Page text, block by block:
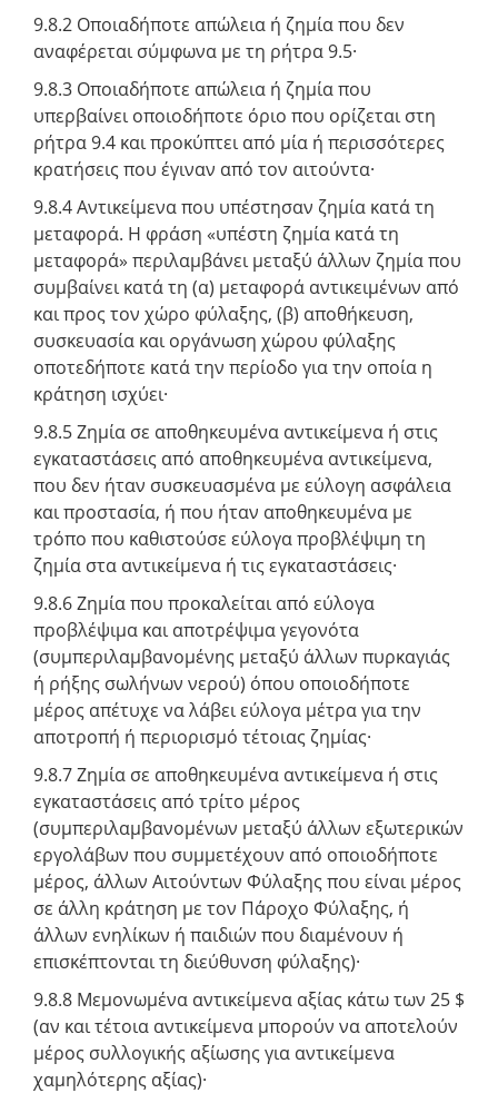
9.8.2 Οποιαδήποτε απώλεια ή ζημία που δεν
αναφέρεται σύμφωνα με τη ρήτρα 9.5·
9.8.3 Οποιαδήποτε απώλεια ή ζημία που
υπερβαίνει οποιοδήποτε όριο που ορίζεται στη
ρήτρα 9.4 και προκύπτει από μία ή περισσότερες
κρατήσεις που έγιναν από τον αιτούντα·
9.8.4 Αντικείμενα που υπέστησαν ζημία κατά τη
μεταφορά. Η φράση «υπέστη ζημία κατά τη
μεταφορά» περιλαμβάνει μεταξύ άλλων ζημία που
συμβαίνει κατά τη (α) μεταφορά αντικειμένων από
και προς τον χώρο φύλαξης, (β) αποθήκευση,
συσκευασία και οργάνωση χώρου φύλαξης
οποτεδήποτε κατά την περίοδο για την οποία η
κράτηση ισχύει·
9.8.5 Ζημία σε αποθηκευμένα αντικείμενα ή στις
εγκαταστάσεις από αποθηκευμένα αντικείμενα,
που δεν ήταν συσκευασμένα με εύλογη ασφάλεια
και προστασία, ή που ήταν αποθηκευμένα με
τρόπο που καθιστούσε εύλογα προβλέψιμη τη
ζημία στα αντικείμενα ή τις εγκαταστάσεις·
9.8.6 Ζημία που προκαλείται από εύλογα
προβλέψιμα και αποτρέψιμα γεγονότα
(συμπεριλαμβανομένης μεταξύ άλλων πυρκαγιάς
ή ρήξης σωλήνων νερού) όπου οποιοδήποτε
μέρος απέτυχε να λάβει εύλογα μέτρα για την
αποτροπή ή περιορισμό τέτοιας ζημίας·
9.8.7 Ζημία σε αποθηκευμένα αντικείμενα ή στις
εγκαταστάσεις από τρίτο μέρος
(συμπεριλαμβανομένων μεταξύ άλλων εξωτερικών
εργολάβων που συμμετέχουν από οποιοδήποτε
μέρος, άλλων Αιτούντων Φύλαξης που είναι μέρος
σε άλλη κράτηση με τον Πάροχο Φύλαξης, ή
άλλων ενηλίκων ή παιδιών που διαμένουν ή
επισκέπτονται τη διεύθυνση φύλαξης)·
9.8.8 Μεμονωμένα αντικείμενα αξίας κάτω των 25 $
(αν και τέτοια αντικείμενα μπορούν να αποτελούν
μέρος συλλογικής αξίωσης για αντικείμενα
χαμηλότερης αξίας)·